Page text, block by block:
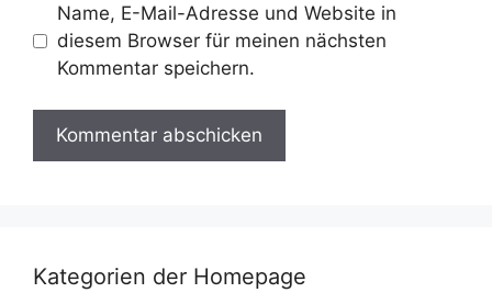
Name, E-Mail-Adresse und Website in
diesem Browser für meinen nächsten
Kommentar speichern.
Kategorien der Homepage